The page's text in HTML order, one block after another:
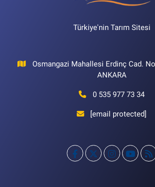
Türkiye'nin Tarım Sitesi
Osmangazi Mahallesi Erdinç Cad.
ANKARA
0 535 977 73 34
[email protected]